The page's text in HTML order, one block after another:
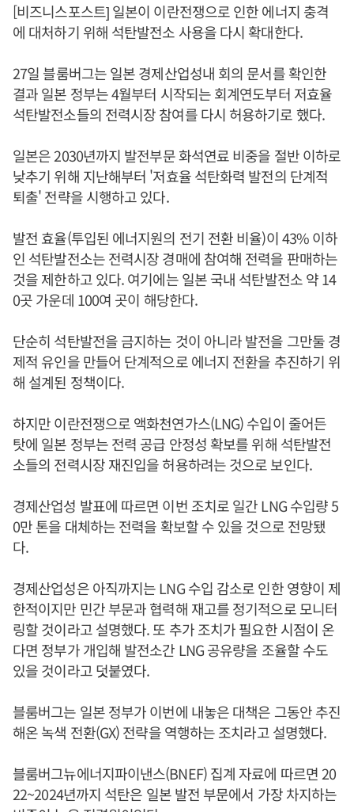
[비즈니스포스트] 일본이 이란전쟁으로 인한 에너지 충격
에 대처하기 위해 석탄발전소 사용을 다시 확대한다.
27일 블룸버그는 일본 경제산업성내 회의 문서를 확인한
결과 일본 정부는 4월부터 시작되는 회계연도부터 저효율
석탄발전소들의 전력시장 참여를 다시 허용하기로 했다.
일본은 2030년까지 발전부문 화석연료 비중을 절반 이하로
낮추기 위해 지난해부터 '저효율 석탄화력 발전의 단계적
퇴출' 전략을 시행하고 있다.
발전 효율(투입된 에너지원의 전기 전환 비율)이 43% 이하
인 석탄발전소는 전력시장 경매에 참여해 전력을 판매하는
것을 제한하고 있다. 여기에는 일본 국내 석탄발전소 약 14
0곳 가운데 100여 곳이 해당한다.
단순히 석탄발전을 금지하는 것이 아니라 발전을 그만둘 경
제적 유인을 만들어 단계적으로 에너지 전환을 추진하기 위
해 설계된 정책이다.
하지만 이란전쟁으로 액화천연가스(LNG) 수입이 줄어든
탓에 일본 정부는 전력 공급 안정성 확보를 위해 석탄발전
소들의 전력시장 재진입을 허용하려는 것으로 보인다.
경제산업성 발표에 따르면 이번 조치로 일간 LNG 수입량 5
0만 톤을 대체하는 전력을 확보할 수 있을 것으로 전망됐
다.
경제산업성은 아직까지는 LNG 수입 감소로 인한 영향이 제
한적이지만 민간 부문과 협력해 재고를 정기적으로 모니터
링할 것이라고 설명했다. 또 추가 조치가 필요한 시점이 온
다면 정부가 개입해 발전소간 LNG 공유량을 조율할 수도
있을 것이라고 덧붙였다.
블룸버그는 일본 정부가 이번에 내놓은 대책은 그동안 추진
해온 녹색 전환(GX) 전략을 역행하는 조치라고 설명했다.
블룸버그뉴에너지파이낸스(BNEF) 집계 자료에 따르면 20
22~2024년까지 석탄은 일본 발전 부문에서 가장 차지하는